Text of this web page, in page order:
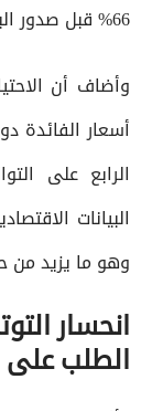
66% قبل صدور البيانات.
وأضاف أن
الرابع على
البيانات
وهو ما يزيد من
انحسار
الطلب على